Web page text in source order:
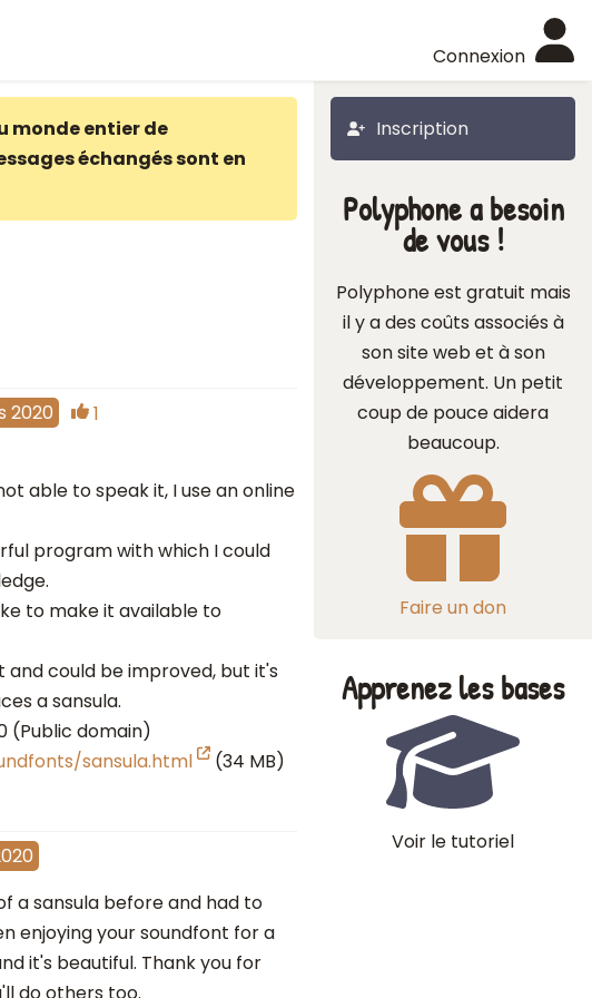
Connexion
Inscription
monde entier de
échangés sont en
2020
1
able to speak it, I use an online
program with which I could
to make it available to
could be improved, but it's
a sansula.
(Public domain)
sansula.html
(34 MB)
a sansula before and had to
enjoying your soundfont for a
it's beautiful. Thank you for
do others too.
Polyphone a besoin
de vous !
Polyphone est gratuit mais
il y a des coûts associés à
son site web et à son
développement. Un petit
coup de pouce aidera
beaucoup.
Faire un don
Apprenez les bases
Voir le tutoriel